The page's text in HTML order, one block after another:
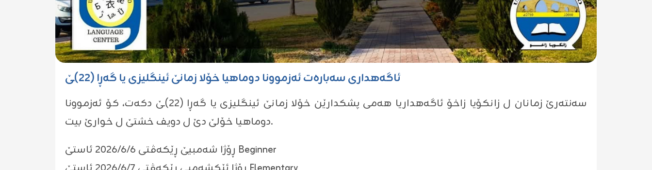
ئاگەهداری سەبارەت ئەزموونا دوماهیا خۆلا زمانێ ئینگلیزی یا گەڕا (٢٢)ـێ
سەنتەرێ زمانان ل زانکۆیا زاخۆ ئاگەهداریا هەمی پشکدارێن خۆلا زمانێ ئینگلیزی یا گەڕا (٢٢)ـێ دکەت، کۆ ئەزموونا
دوماهیا خۆلێ دێ ل دویف خشتێ ل خوارێ بیت.
ڕۆژا شەمبیێ ڕێکەڤتی ٢٠٢٦/٦/٦ ئاستێ Beginner